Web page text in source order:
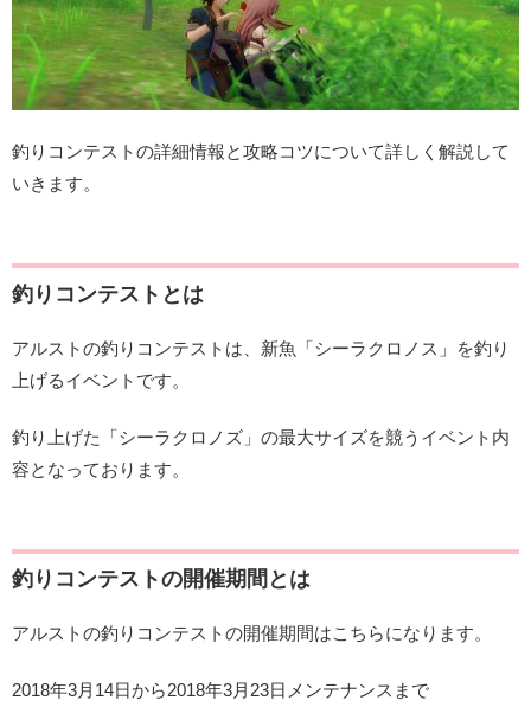
釣りコンテストの詳細情報と攻略コツについて詳しく解説して
いきます。
釣りコンテストとは
アルストの釣りコンテストは、新魚「シーラクロノス」を釣り
上げるイベントです。
釣り上げた「シーラクロノズ」の最大サイズを競うイベント内
容となっております。
釣りコンテストの開催期間とは
アルストの釣りコンテストの開催期間はこちらになります。
2018年3月14日から2018年3月23日メンテナンスまで